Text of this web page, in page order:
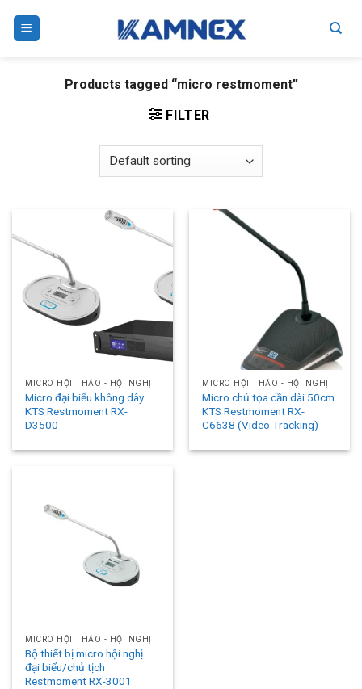
Products tagged “micro restmoment”
FILTER
MICRO HỘI THẢO - HỘI NGHỊ
Micro đại biểu không dây
KTS Restmoment RX-
D3500
MICRO HỘI THẢO - HỘI NGHỊ
Micro chủ tọa cần dài 50cm
KTS Restmoment RX-
C6638 (Video Tracking)
MICRO HỘI THẢO - HỘI NGHỊ
Bộ thiết bị micro hội nghị
đại biểu/chủ tịch
Restmoment RX-3001